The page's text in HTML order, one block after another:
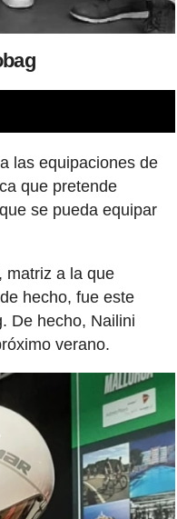
las equipaciones de
que pretende
se pueda equipar
matriz a la que
hecho, fue este
De hecho, Nailini
verano.